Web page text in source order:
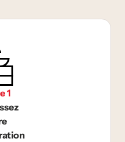
1